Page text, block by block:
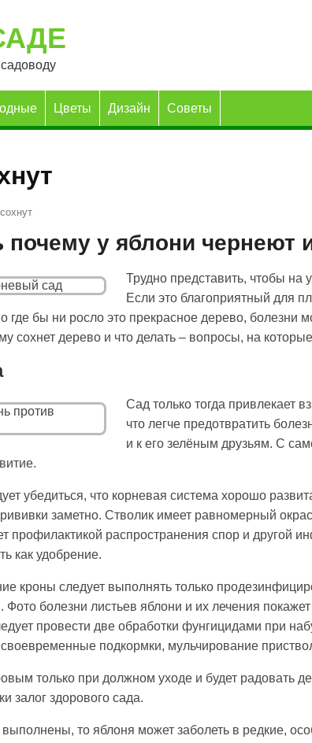
почему у яблони чернеют
Трудно представить, чтобы на
Если это благоприятный для
где бы ни росло это прекрасное дерево, болезни
сохнет дерево и что делать – вопросы, на которые
Сад только тогда привлекает
что легче предотвратить
и к его зелёным друзьям. С
убедиться, что корневая система хорошо
заметно. Стволик имеет равномерный
профилактикой распространения спор и другой
как удобрение.
кроны следует выполнять только
Фото болезни листьев яблони и их лечения
провести две обработки фунгицидами при
подкормки, мульчирование
только при должном уходе и будет радовать
залог здорового сада.
то яблоня может заболеть в редкие,
Цветы Дизайн Советы